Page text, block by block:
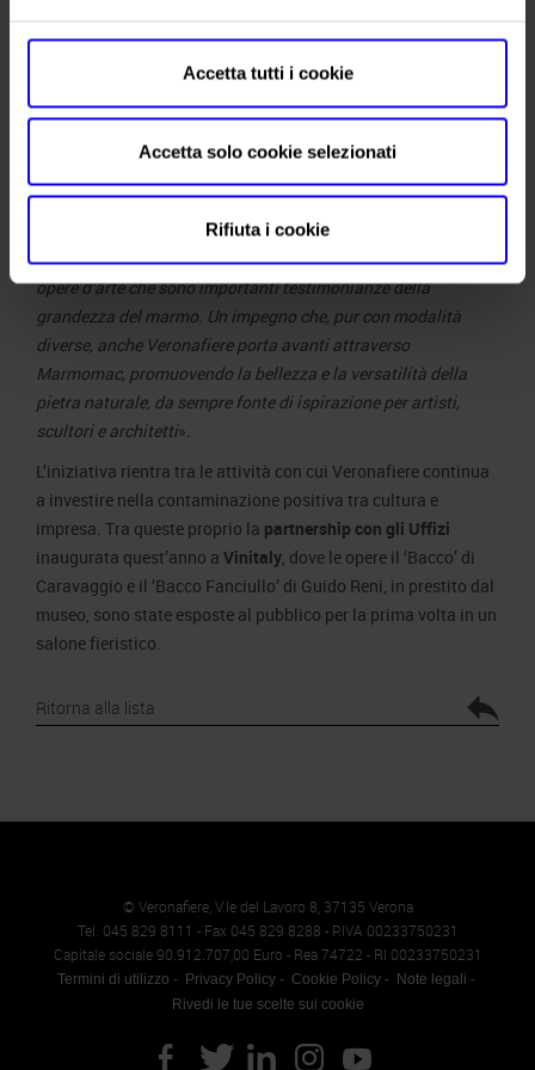
Accetta tutti i cookie
Accetta solo cookie selezionati
Rifiuta i cookie
Da sinistra, Federico Bricolo, presidente di
Galleria degli Uffizi
commentato il presidente Bricolo –vogliamo dare un
riconoscimento alla competenza e alla passione con cui il
direttore Schmidt lavora per preservare e raccontare tante
opere d’arte che sono importanti testimonianze della
grandezza del marmo. Un impegno che, pur con modalità
diverse, anche Veronafiere porta avanti attraverso
Marmomac, promuovendo la bellezza e la versatilità della
pietra naturale, da sempre fonte di ispirazione per artisti,
scultori e architetti».
L’iniziativa rientra tra le attività con cui Veronafiere continua
a investire nella contaminazione positiva tra cultura e
impresa. Tra queste proprio la partnership con gli Uffizi
inaugurata quest’anno a Vinitaly, dove le opere il ‘Bacco’ di
Caravaggio e il ‘Bacco Fanciullo’ di Guido Reni, in prestito dal
museo, sono state esposte al pubblico per la prima volta in un
salone fieristico.
Ritorna alla lista
© Veronafiere, V.le del Lavoro 8, 37135 Verona
Tel. 045 829 8111 - Fax 045 829 8288 - P.IVA 00233750231
Capitale sociale 90.912.707,00 Euro - Rea 74722 - RI 00233750231
Termini di utilizzo Privacy Policy Cookie Policy
Note legali
Rivedi le tue scelte sui cookie